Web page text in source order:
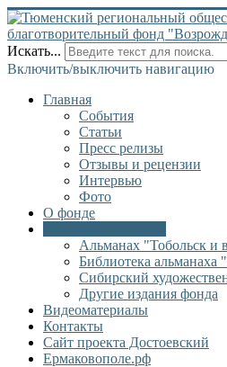
Искать...
Включить/выключить навигацию
Главная
События
Статьи
Пресс релизы
Отзывы и рецензии
Интервью
Фото
О фонде
Альманах "Тобольск и
Библиотека альманаха
Сибирский
Другие издания фонда
Видеоматериалы
Контакты
Сайт проекта Достоевский
Ермаковополе.рф